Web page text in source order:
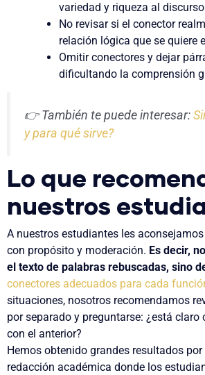
variedad y riqueza al
No revisar si el conector
relación lógica que se quiere
Omitir conectores y dejar
dificultando la comprensión
👉 También te puede interesar:
y para qué sirve?
Lo que
nuestros
A nuestros estudiantes les
con propósito y moderación. Es decir,
el texto de palabras rebuscadas, sino
conectores adecuados para cada
situaciones, nosotros recomendamos
por separado y preguntarse: ¿está claro
con el anterior?
Hemos obtenido grandes resultados
redacción académica donde los